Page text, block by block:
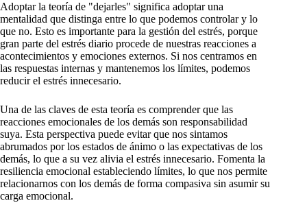
Adoptar la teoría de "dejarles" significa adoptar una
mentalidad que distinga entre lo que podemos controlar y lo
que no. Esto es importante para la gestión del estrés, porque
gran parte del estrés diario procede de nuestras reacciones a
acontecimientos y emociones externos. Si nos centramos en
las respuestas internas y mantenemos los límites, podemos
reducir el estrés innecesario.
Una de las claves de esta teoría es comprender que las
reacciones emocionales de los demás son responsabilidad
suya. Esta perspectiva puede evitar que nos sintamos
abrumados por los estados de ánimo o las expectativas de los
demás, lo que a su vez alivia el estrés innecesario. Fomenta la
resiliencia emocional estableciendo límites, lo que nos permite
relacionarnos con los demás de forma compasiva sin asumir su
carga emocional.